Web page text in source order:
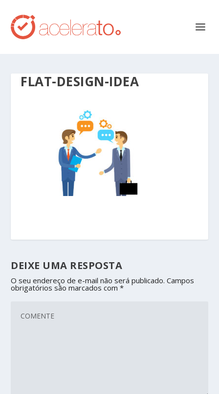
FLAT-DESIGN-IDEA
DEIXE UMA RESPOSTA
O seu endereço de e-mail não será publicado. Campos
obrigatórios são marcados com*